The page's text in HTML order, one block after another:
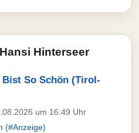
Hinterseer
So Schön (Tirol-
um 16:49 Uhr
(#Anzeige)